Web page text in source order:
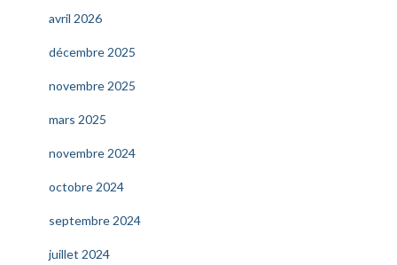
avril 2026
décembre 2025
novembre 2025
mars 2025
novembre 2024
octobre 2024
septembre 2024
juillet 2024